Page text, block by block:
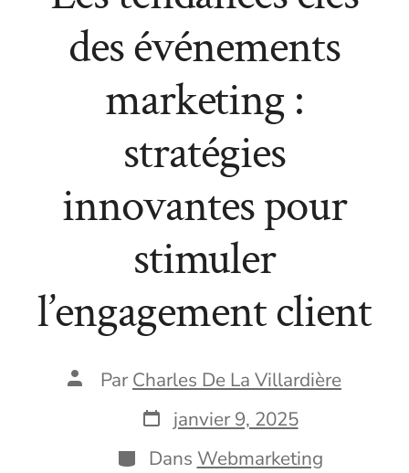
des événements
marketing :
stratégies
innovantes pour
stimuler
l’engagement client
Auteur
publication
ParCharles De La Villardière
Date
de
publication
janvier 9, 2025
Catégories
Dans Webmarketing